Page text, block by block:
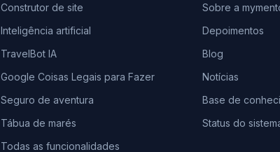
Construtor de site
Inteligência artificial
TravelBot IA
Google Coisas Legais para Fazer
Seguro de aventura
Tábua de marés
Todas as funcionalidades
Sobre a
Depoimentos
Blog
Notícias
Base de
Status do